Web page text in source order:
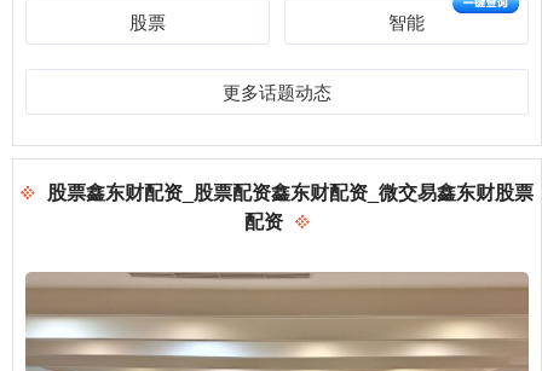
股票 智能
更多话题动态
股票鑫东财配资_股票配资鑫东财配资_微交易鑫东财股票
配资